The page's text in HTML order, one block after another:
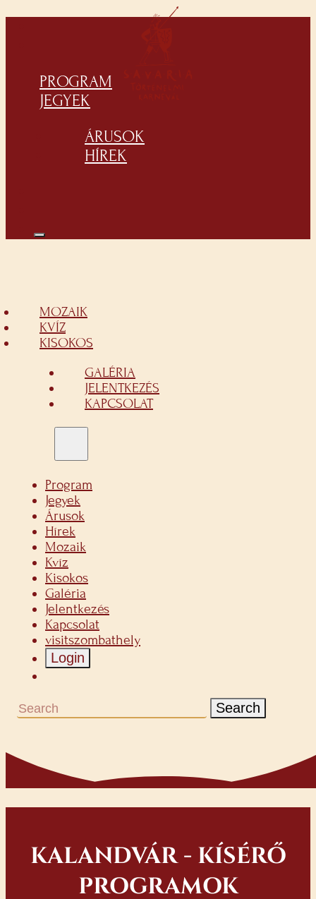
PROGRAM
JEGYEK
ÁRUSOK
HÍREK
MOZAIK
KVÍZ
KISOKOS
GALÉRIA
JELENTKEZÉS
KAPCSOLAT
Program
Jegyek
Árusok
Hírek
Mozaik
Kvíz
Kisokos
Galéria
Jelentkezés
Kapcsolat
visitszombathely
Login
Search
KALANDVÁR - KÍSÉRŐ
PROGRAMOK